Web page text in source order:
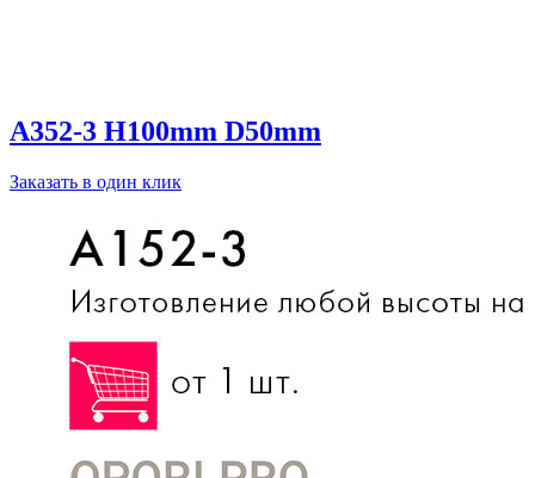
A352-3 H100mm D50mm
Заказать в один клик